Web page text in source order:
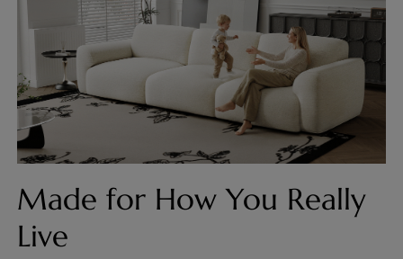
Made for How You Really
Live